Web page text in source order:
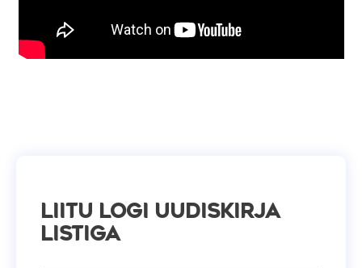
Liitu Logi uudiskirja
listiga